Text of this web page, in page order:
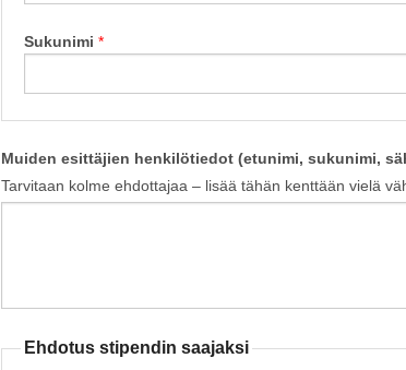
Sukunimi
Muiden esittäjien henkilötiedot (etunimi, sukunimi,
Tarvitaan kolme ehdottajaa – lisää tähän kenttään vielä
Ehdotus stipendin saajaksi